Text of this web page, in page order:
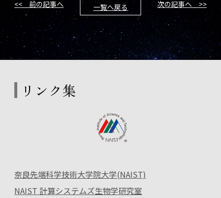
<< 前の記事へ 一覧へ戻る 次の記事へ >>
リンク集
奈良先端科学技術大学院大学(NAIST)
NAIST 計算システムズ生物学研究室